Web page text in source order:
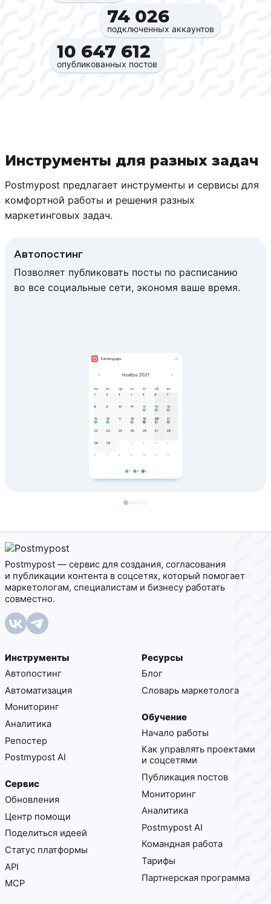
74 026‍
подключенных аккаунтов
10 647 612‍
опубликованных постов
Инструменты для разных задач
Postmypost предлагает инструменты и сервисы для
комфортной работы и решения разных
маркетинговых задач.
Автопостинг
Позволяет публиковать посты по расписанию
во все социальные сети, экономя ваше время.
Postmypost — сервис для создания, согласования
и публикации контента в соцсетях, который помогает
маркетологам, специалистам и бизнесу работать
совместно.
Инструменты
Автопостинг
Автоматизация
Мониторинг
Аналитика
Репостер
Postmypost AI
Сервис
Обновления
Центр помощи
Поделиться идеей
Статус платформы
API
MCP
Ресурсы
Блог
Cловарь маркетолога
Обучение
Начало работы
Как управлять проектами
и соцсетями
Публикация постов
Мониторинг
Аналитика
Postmypost AI
Командная работа
Тарифы
Партнерская программа